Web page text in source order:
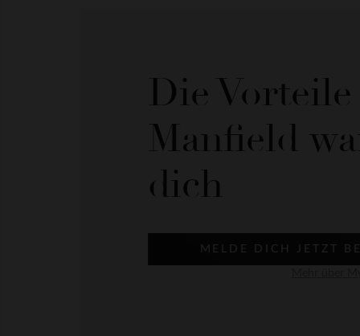
Die
Manfield
dich
MELDE DICH JETZT